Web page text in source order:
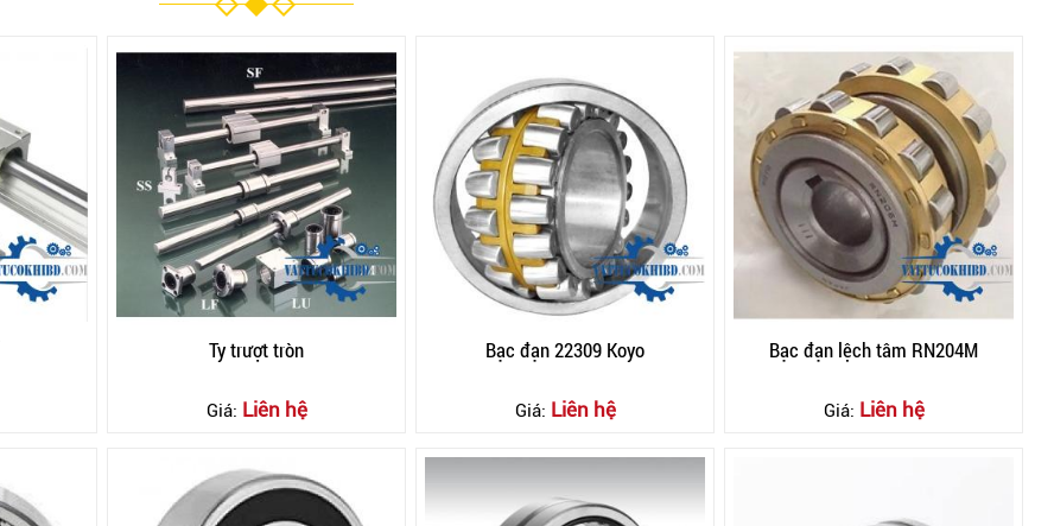
Ty trượt tròn
Giá: Liên hệ
Bạc đạn 22309 Koyo
Giá: Liên hệ
Bạc đạn lệch tâm RN204M
Giá: Liên hệ